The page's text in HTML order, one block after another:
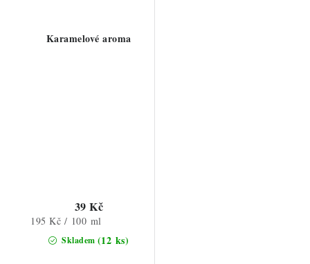
Karamelové aroma
Skladem (12 ks)
39 Kč
Měrná
cena:
195 Kč / 100 ml